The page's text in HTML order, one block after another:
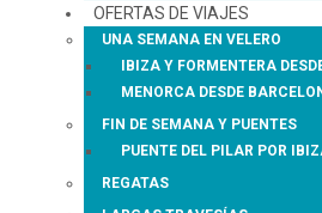
OFERTAS DE VIAJES
UNA SEMANA EN VELERO
IBIZA Y FORMENTERA
MENORCA DESDE
FIN DE SEMANA Y PUENTES
PUENTE DEL PILAR POR
REGATAS